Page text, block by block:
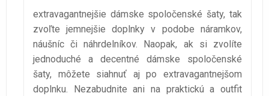
extravagantnejšie dámske spoločenské šaty, tak
zvoľte jemnejšie doplnky v podobe náramkov,
náušníc či náhrdelníkov. Naopak, ak si zvolíte
jednoduché a decentné dámske spoločenské
šaty, môžete siahnuť aj po extravagantnejšom
doplnku. Nezabudnite ani na praktickú a outfit